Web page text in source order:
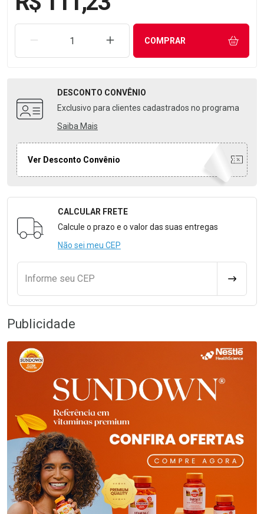
REMOVER UMA UNIDADEAUMENTAR UMA UNIDADE
COMPRAR
DESCONTO CONVÊNIO
Exclusivo para clientes cadastrados no programa
Saiba Mais
Ver Desconto Convênio
Formulário para Calcular o Frete
CALCULAR FRETE
Calcule o prazo e o valor das suas entregas
Não sei meu CEP
Informe seu CEP
Publicidade